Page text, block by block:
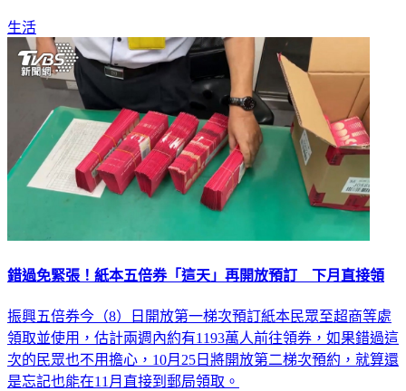
生活
錯過免緊張！紙本五倍券「這天」再開放預訂 下月直接領
振興五倍券今（8）日開放第一梯次預訂紙本民眾至超商等處
領取並使用，估計兩週內約有1193萬人前往領券，如果錯過這
次的民眾也不用擔心，10月25日將開放第二梯次預約，就算還
是忘記也能在11月直接到郵局領取。